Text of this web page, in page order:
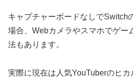
キャプチャーボードなしでSwitch
場合、Webカメラやスマホでゲー
法もあります。
実際に現在は人気YouTuberのヒ